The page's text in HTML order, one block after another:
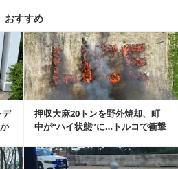
おすすめ
押収大麻20トンを野外焼却、町
中が“ハイ状態”に…トルコで衝撃
読む
読む